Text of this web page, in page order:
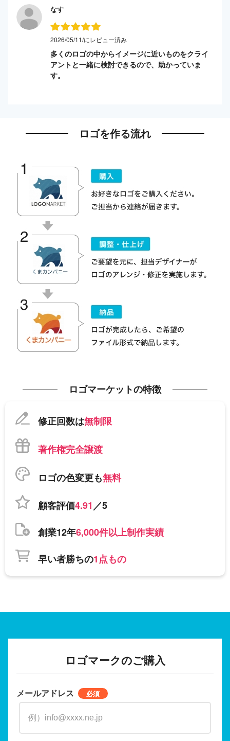
なす
2026/05/11/にレビュー済み
多くのロゴの中からイメージに近いものをクライ
アントと一緒に検討できるので、助かっていま
す。
ロゴを作る流れ
ロゴマーケットの特徴
修正回数は無制限
著作権完全譲渡
ロゴの色変更も無料
顧客評価4.91／5
創業12年6,000件以上制作実績
早い者勝ちの1点もの
ロゴマークのご購入
メールアドレス